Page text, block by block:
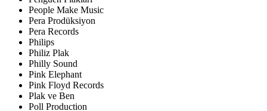
People Make Music
Pera Prodüksiyon
Pera Records
Philips
Philiz Plak
Philly Sound
Pink Elephant
Pink Floyd Records
Plak ve Ben
Poll Production